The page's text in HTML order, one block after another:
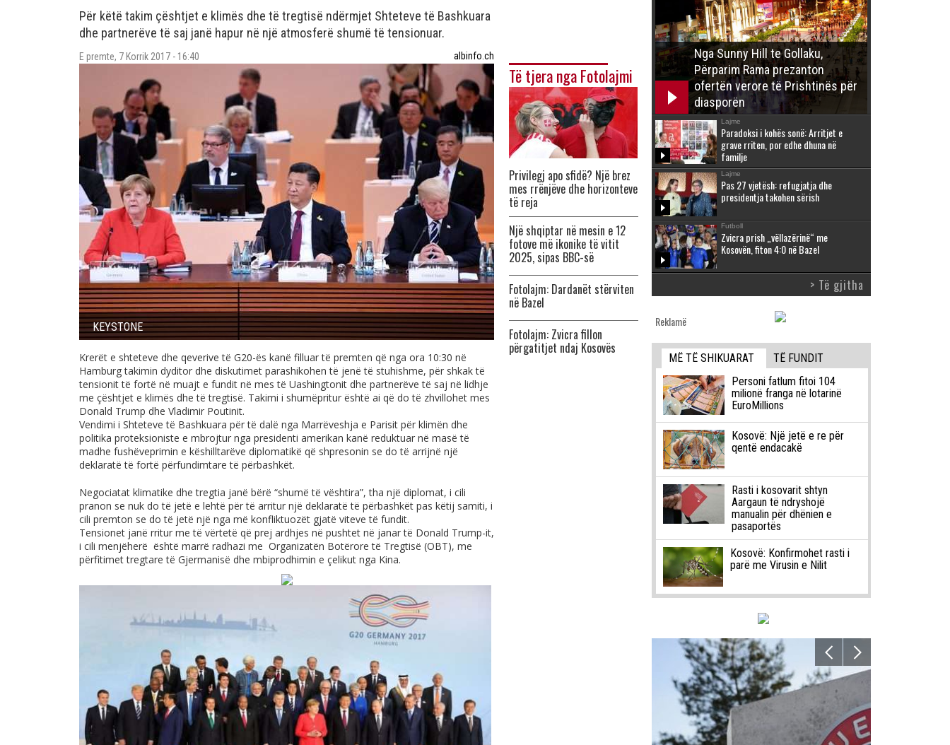
Për këtë takim çështjet e klimës dhe të tregtisë ndërmjet Shteteve të Bashkuara
dhe partnerëve të saj janë hapur në një atmosferë shumë të tensionuar.
E premte, 7 Korrik 2017 - 16:40 albinfo.ch
KEYSTONE
Krerët e shteteve dhe qeverive të G20-ës kanë filluar të premten që nga ora 10:30 në
Hamburg takimin dyditor dhe diskutimet parashikohen të jenë të stuhishme, për shkak të
tensionit të fortë në muajt e fundit në mes të Uashingtonit dhe partnerëve të saj në lidhje
me çështjet e klimës dhe të tregtisë. Takimi i shumëpritur është ai që do të zhvillohet mes
Donald Trump dhe Vladimir Poutinit.
Vendimi i Shteteve të Bashkuara për të dalë nga Marrëveshja e Parisit për klimën dhe
politika proteksioniste e mbrojtur nga presidenti amerikan kanë reduktuar në masë të
madhe fushëveprimin e këshilltarëve diplomatikë që shpresonin se do të arrijnë një
deklaratë të fortë përfundimtare të përbashkët.
Negociatat klimatike dhe tregtia janë bërë “shumë të vështira”, tha një diplomat, i cili
pranon se nuk do të jetë e lehtë për të arritur një deklaratë të përbashkët pas këtij samiti, i
cili premton se do të jetë një nga më konfliktuozët gjatë viteve të fundit.
Tensionet janë rritur me të vërtetë që prej ardhjes në pushtet në janar të Donald Trump-it,
i cili menjëherë është marrë radhazi me Organizatën Botërore të Tregtisë (OBT), me
përfitimet tregtare të Gjermanisë dhe mbiprodhimin e çelikut nga Kina.
Të tjera nga Fotolajmi
Privilegj apo sfidë? Një brez
mes rrënjëve dhe horizonteve
të reja
Një shqiptar në mesin e 12
fotove më ikonike të vitit
2025, sipas BBC-së
Fotolajm: Dardanët stërviten
në Bazel
Fotolajm: Zvicra fillon
përgatitjet ndaj Kosovës
Nga Sunny Hill te Gollaku,
Përparim Rama prezanton
ofertën verore të Prishtinës për
diasporën
Lajme
Paradoksi i kohës sonë: Arritjet e
grave rriten, por edhe dhuna në
familje
Lajme
Pas 27 vjetësh: refugjatja dhe
presidentja takohen sërish
Futboll
Zvicra prish „vëllazërinë“ me
Kosovën, fiton 4:0 në Bazel
> Të gjitha
Reklamë
MË TË SHIKUARAT
TË FUNDIT
Personi fatlum fitoi 104
milionë franga në lotarinë
EuroMillions
Kosovë: Një jetë e re për
qentë endacakë
Rasti i kosovarit shtyn
Aargaun të ndryshojë
manualin për dhënien e
pasaportës
Kosovë: Konfirmohet rasti i
parë me Virusin e Nilit